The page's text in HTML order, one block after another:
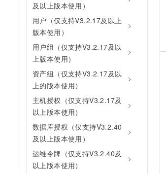
及以上版本使用）
用户（仅支持V3.2.17及以上
版本使用）
用户组（仅支持V3.2.17及以
上版本使用）
资产组（仅支持V3.2.17及以
上的版本使用）
主机授权（仅支持V3.2.17及
以上版本使用）
数据库授权（仅支持V3.2.40
及以上版本使用）
运维令牌（仅支持V3.2.40及
以上版本使用）